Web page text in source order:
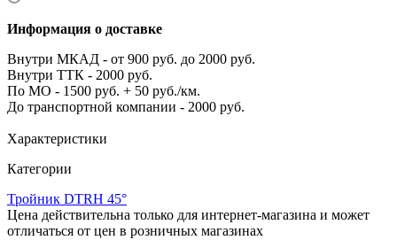
Информация о доставке
Внутри МКАД - от 900 руб. до 2000 руб.
Внутри ТТК - 2000 руб.
По МО - 1500 руб. + 50 руб./км.
До транспортной компании - 2000 руб.
Характеристики
Категории
Тройник DTRH 45°
Цена действительна только для интернет-магазина и может
отличаться от цен в розничных магазинах